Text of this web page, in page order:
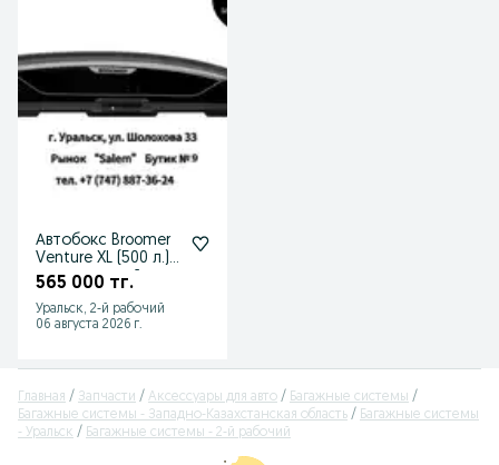
Автобокс Broomer
Venture XL (500 л.)
двусторонний все
565 000 тг.
Уральск, 2-й рабочий
06 августа 2026 г.
Главная Запчасти Аксессуары для авто
Багажные системы
Багажные системы - Западно-Казахстанская область
Багажные системы
- Уральск
Багажные системы - 2-й рабочий